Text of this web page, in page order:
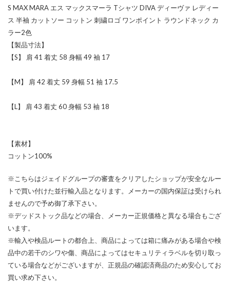
S MAX MARA エス マックスマーラ Tシャツ DIVA ディーヴァ レディー
ス 半袖 カットソー コットン 刺繍ロゴ ワンポイント ラウンドネック カ
ラー2色
【製品寸法】
【S】 肩 41 着丈 58 身幅 49 袖 17
【M】 肩 42 着丈 59 身幅 51 袖 17.5
【L】 肩 43 着丈 60 身幅 53 袖 18
【素材】
コットン100%
※こちらはジェイドグループの審査をクリアしたショップが安全なルー
トで買い付けた並行輸入品となります。メーカーの国内保証は受けられ
ませんので予め御了承下さい。
※デッドストック品などの場合、メーカー正規価格と異なる場合もござ
います。
※輸入や検品ルートの都合上、商品によっては箱に痛みがある場合や検
品中の若干のシワや傷、商品によってはセキュリティラベルを切り取っ
ている場合などがございますが、正規品の確認済商品のため安心してお
買い求め下さい。